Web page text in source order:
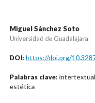
Miguel Sánchez Soto
Universidad de Guadalajara
DOI: https://doi.org/
Palabras clave:
estética